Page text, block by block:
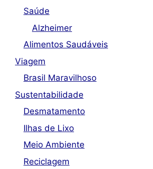
Saúde
Alzheimer
Alimentos Saudáveis
Viagem
Brasil Maravilhoso
Sustentabilidade
Desmatamento
Ilhas de Lixo
Meio Ambiente
Reciclagem